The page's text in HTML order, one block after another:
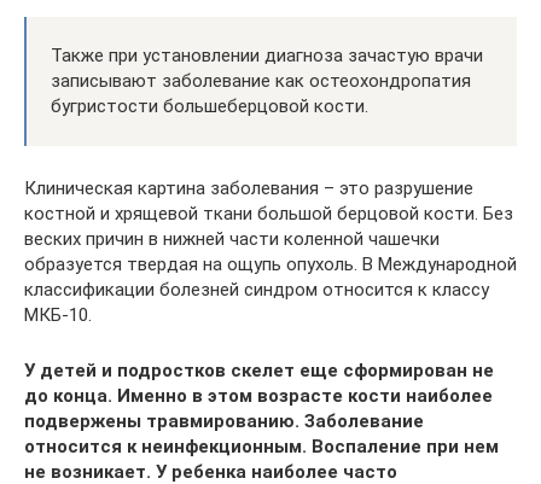
Также при установлении диагноза зачастую врачи
записывают заболевание как остеохондропатия
бугристости большеберцовой кости.
Клиническая картина заболевания – это разрушение
костной и хрящевой ткани большой берцовой кости. Без
веских причин в нижней части коленной чашечки
образуется твердая на ощупь опухоль. В Международной
классификации болезней синдром относится к классу
МКБ-10.
У детей и подростков скелет еще сформирован не
до конца. Именно в этом возрасте кости наиболее
подвержены травмированию. Заболевание
относится к неинфекционным. Воспаление при нем
не возникает. У ребенка наиболее часто